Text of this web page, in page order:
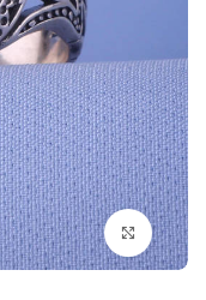
بزرگنمایی تصویر